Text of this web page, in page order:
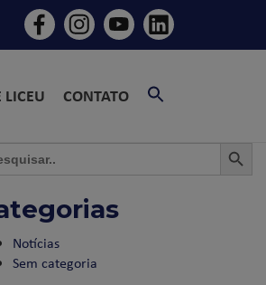
LICEU CONTATO
Notícias
Sem categoria